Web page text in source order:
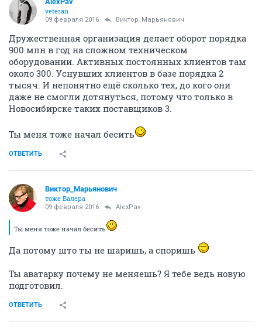
veteran
09 февраля 2016 Виктор_Марьянович
Дружественная организация делает оборот порядка
900 млн в год на сложном техническом
оборудовании. Активных постоянных клиентов там
около 300. Уснувших клиентов в базе порядка 2
тысяч. И непонятно ещё сколько тех, до кого они
даже не смогли дотянуться, потому что только в
Новосибирске таких поставщиков 3.
Ты меня тоже начал бесить
ОТВЕТИТЬ
Виктор_Марьянович
тоже Валера
09 февраля 2016 AlexPav
Ты меня тоже начал бесить
Да потому што ты не шаришь, а споришь
Ты аватарку почему не меняешь? Я тебе ведь новую
подготовил.
ОТВЕТИТЬ